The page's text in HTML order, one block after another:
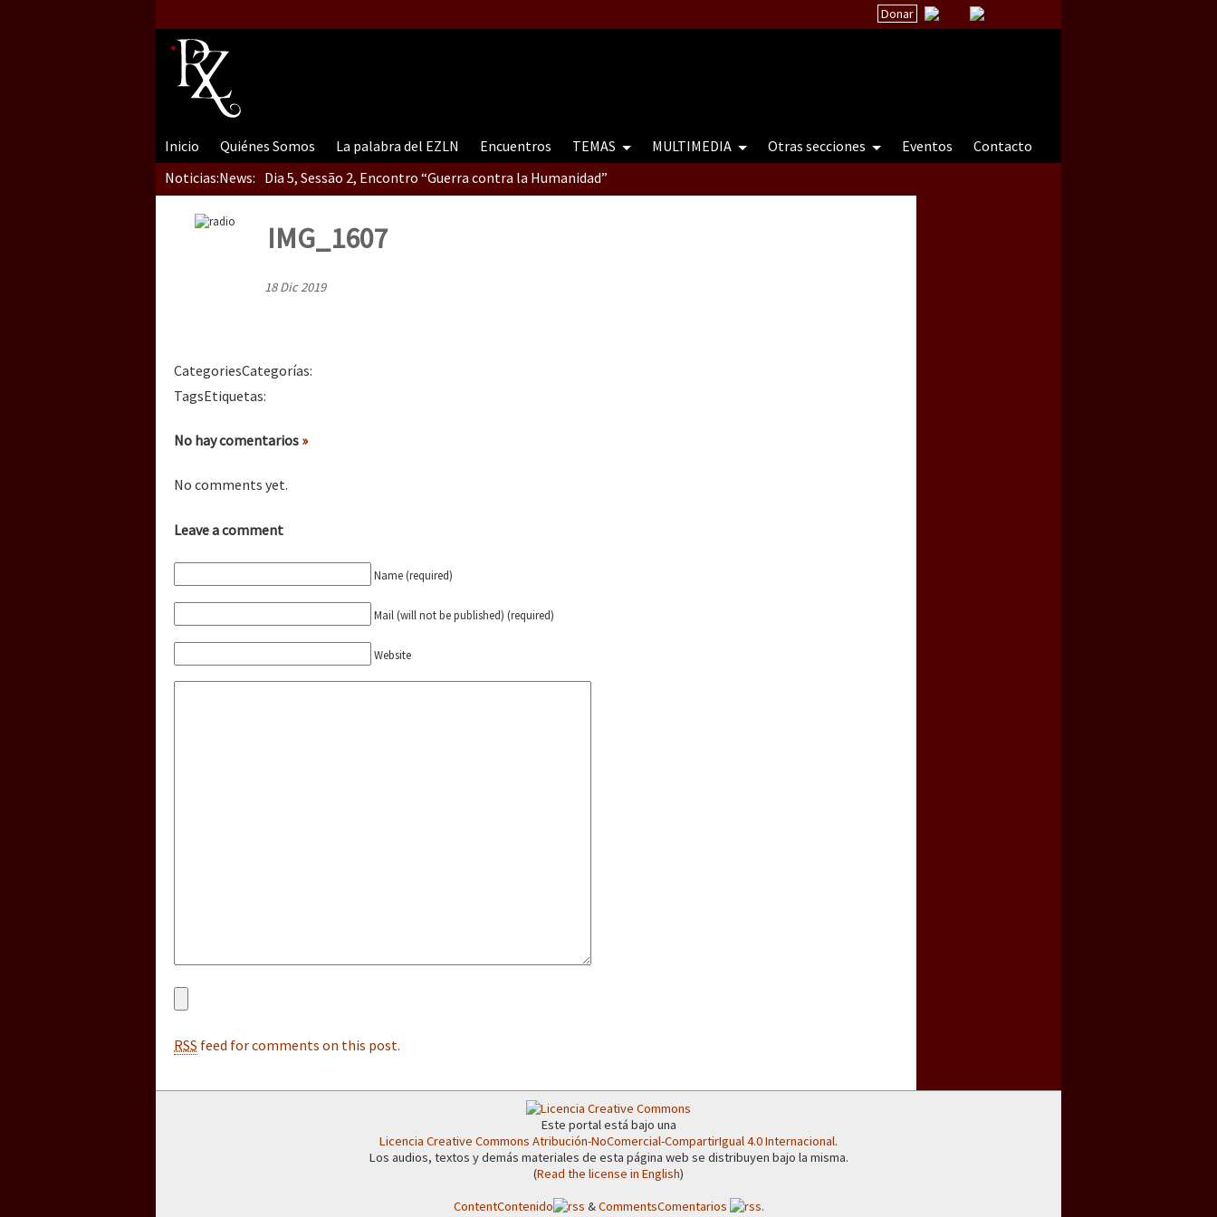
Donar
Inicio Quiénes Somos La palabra del EZLN Encuentros TEMAS MULTIMEDIA Otras secciones Eventos
Contacto
Noticias:News: Dia 5, Sessão 2, Encontro “Guerra contra la Humanidad”
Dia 5, sessão 1, do Encontro “Guerra contra a Humanidade”(As populações e a natureza e a natureza sob cerco)
Dia 2 do Encontro “Guerra contra a Humanidad”
Dia 1: Encontro “Guerra contra a Humanidade”
[CDMX – 20 julio] Jornadas globales por la libertad de Jesús Plácido Galindo y el alto a la guerra contra el CIPOG-EZ
IMG_1607
18 Dic 2019
CategoriesCategorías:
TagsEtiquetas:
No hay comentarios »
No comments yet.
Leave a comment
Name (required)
Mail (will not be published) (required)
Website
RSS feed for comments on this post.
Este portal está bajo una
Licencia Creative Commons Atribución-NoComercial-CompartirIgual 4.0 Internacional.
Los audios, textos y demás materiales de esta página web se distribuyen bajo la misma.
(Read the license in English)
ContentContenido &CommentsComentarios .